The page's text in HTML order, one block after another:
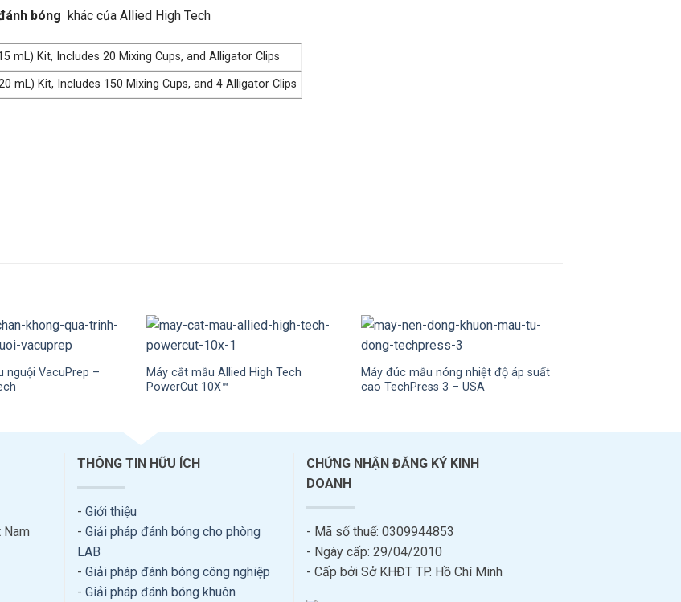
bóng khác của Allied High Tech
mL) Kit, Includes 20 Mixing Cups, and Alligator Clips
mL) Kit, Includes 150 Mixing Cups, and 4 Alligator Clips
nguội VacuPrep –
Máy cắt mẫu Allied High Tech
PowerCut 10X™
Máy đúc mẫu nóng nhiệt độ áp suất
cao TechPress 3 – USA
Nam
THÔNG TIN HỮU ÍCH
- Giới thiệu
- Giải pháp đánh bóng cho phòng
LAB
- Giải pháp đánh bóng công nghiệp
- Giải pháp đánh bóng khuôn
CHỨNG NHẬN ĐĂNG KÝ KINH
DOANH
- Mã số thuế: 0309944853
- Ngày cấp: 29/04/2010
- Cấp bởi Sở KHĐT TP. Hồ Chí Minh